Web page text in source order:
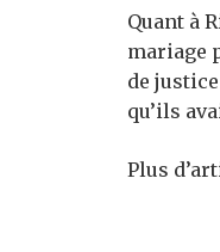
Quant à
mariage
de
qu’ils
Plus